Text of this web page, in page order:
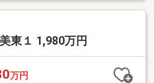
・大阪市立喜連中学校 徒
ピングセンター 徒歩10分
り160％に制限されます■ ご
ださい。
東１ 1,980万円
万円